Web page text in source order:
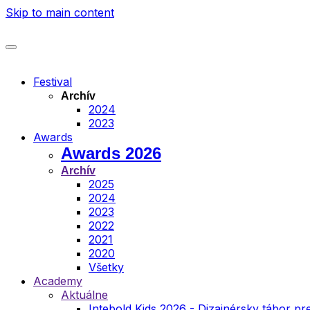
Skip to main content
Festival
Archív
2024
2023
Awards
Awards 2026
Archív
2025
2024
2023
2022
2021
2020
Všetky
Academy
Aktuálne